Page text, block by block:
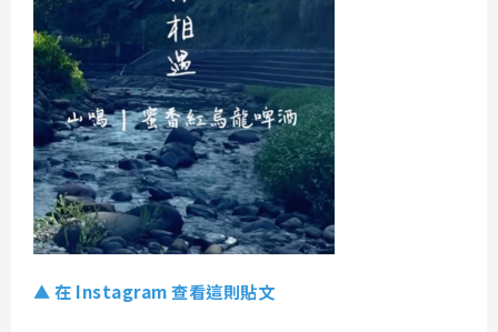
▲ 在 Instagram 查看這則貼文